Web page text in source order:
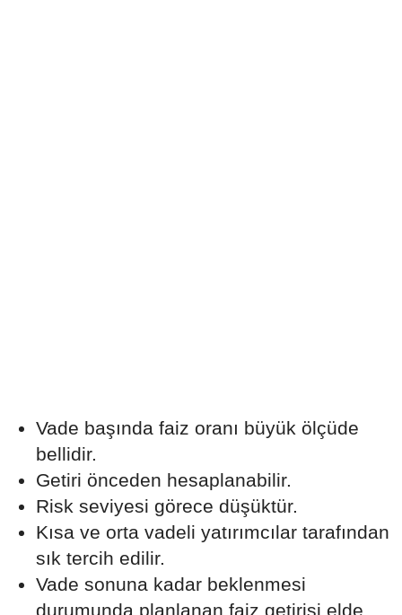
Vade başında faiz oranı büyük ölçüde
bellidir.
Getiri önceden hesaplanabilir.
Risk seviyesi görece düşüktür.
Kısa ve orta vadeli yatırımcılar tarafından
sık tercih edilir.
Vade sonuna kadar beklenmesi
durumunda planlanan faiz getirisi elde